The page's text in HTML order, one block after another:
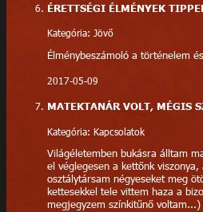
ÉRETTSÉGI ÉLMÉNYEK
Kategória: Jövő
Élménybeszámoló a történelem
2017-05-09
MATEKTANÁR VOLT, MÉGIS
Kategória: Kapcsolatok
Világéletemben bukásra álltam
el véglegesen a kettőnk
osztálytársam négyeseket meg
kettesekkel tele vittem haza a
megjegyzem színkitűnő voltam...)